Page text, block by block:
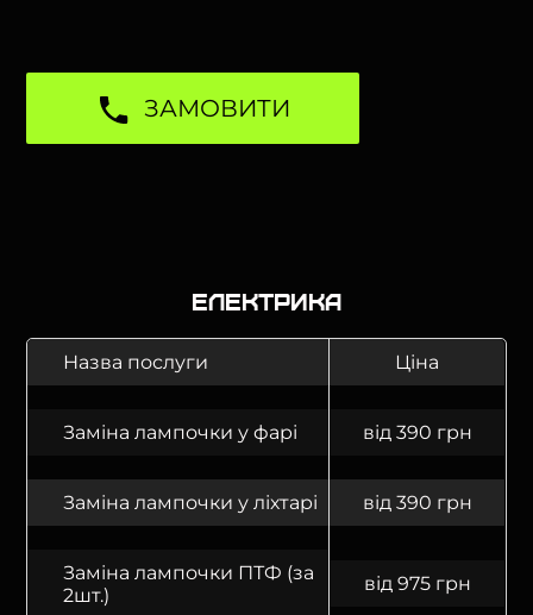
ЗАМОВИТИ
Електрика
Назва послуги Ціна
Заміна лампочки у фарі від 390 грн
Заміна лампочки у ліхтарі від 390 грн
Заміна лампочки ПТФ (за
2шт.)
від 975 грн